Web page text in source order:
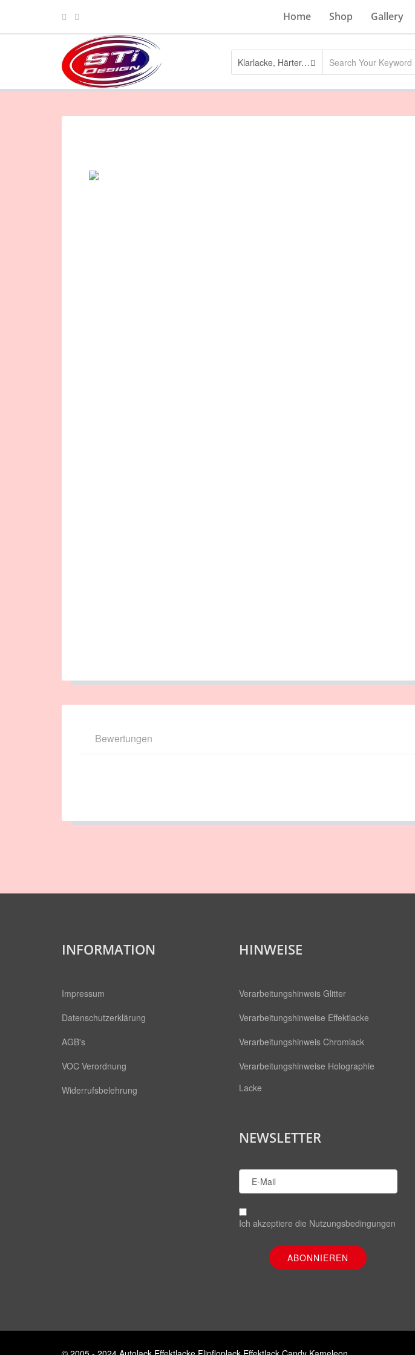
Home Shop Gallery
Klarlacke, Härter, Verdünnungen
Bewertungen
INFORMATION
Impressum
Datenschutzerklärung
AGB's
VOC Verordnung
Widerrufsbelehrung
HINWEISE
Verarbeitungshinweis Glitter
Verarbeitungshinweise Effektlacke
Verarbeitungshinweis Chromlack
Verarbeitungshinweise Holographie
Lacke
NEWSLETTER
Ich akzeptiere die Nutzungsbedingungen